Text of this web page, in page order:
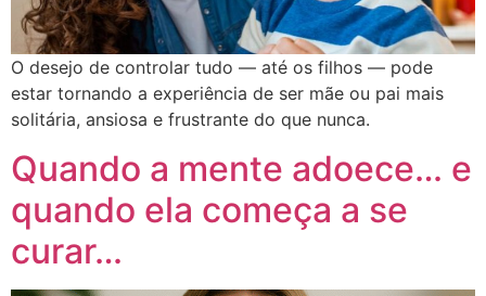
O desejo de controlar tudo — até os filhos — pode
estar tornando a experiência de ser mãe ou pai mais
solitária, ansiosa e frustrante do que nunca.
Quando a mente adoece… e
quando ela começa a se
curar…